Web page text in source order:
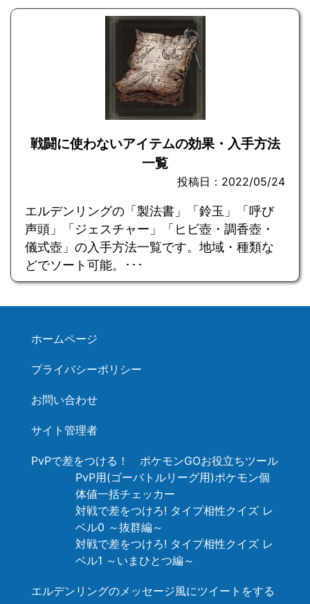
戦闘に使わないアイテムの効果・入手方法
一覧
投稿日：2022/05/24
エルデンリングの「製法書」「鈴玉」「呼び
声頭」「ジェスチャー」「ヒビ壺・調香壺・
儀式壺」の入手方法一覧です。地域・種類な
どでソート可能。･･･
ホームページ
プライバシーポリシー
お問い合わせ
サイト管理者
PvPで差をつける！ ポケモンGOお役立ちツール
PvP用(ゴーバトルリーグ用)ポケモン個
体値一括チェッカー
対戦で差をつけろ! タイプ相性クイズ レ
ベル0 ～抜群編～
対戦で差をつけろ! タイプ相性クイズ レ
ベル1 ～いまひとつ編～
エルデンリングのメッセージ風にツイートをする